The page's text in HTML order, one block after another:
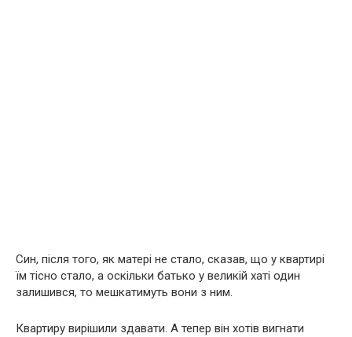
Син, після того, як матері не стало, сказав, що у квартирі
їм тісно стало, а оскільки батько у великій хаті один
залишився, то мешкатимуть вони з ним.
Квартиру вирішили здавати. А тепер він хотів вигнати